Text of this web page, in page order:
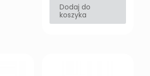
Dodaj do
koszyka